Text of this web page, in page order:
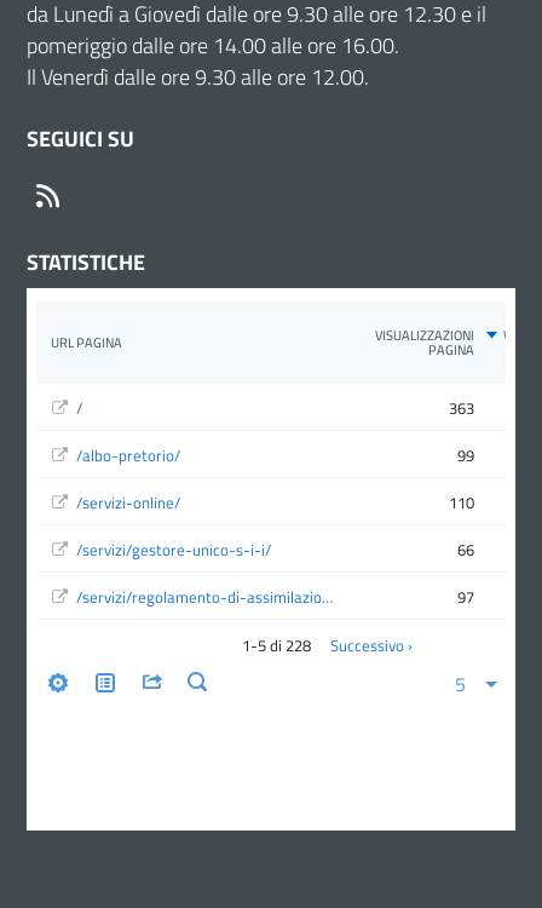
da Lunedì a Giovedì dalle ore 9.30 alle ore 12.30 e il
pomeriggio dalle ore 14.00 alle ore 16.00.
Il Venerdì dalle ore 9.30 alle ore 12.00.
SEGUICI SU
STATISTICHE